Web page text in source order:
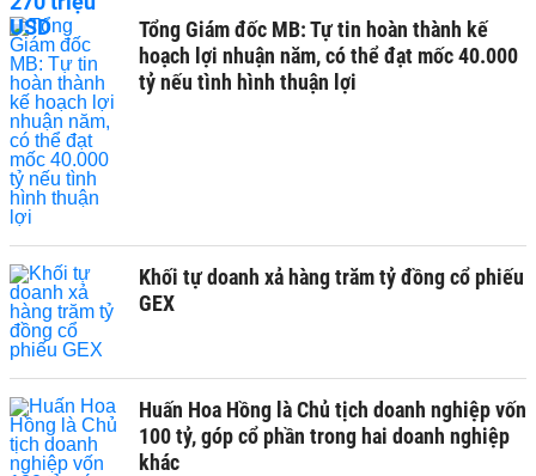
Tổng Giám đốc MB: Tự tin hoàn thành kế
hoạch lợi nhuận năm, có thể đạt mốc 40.000
tỷ nếu tình hình thuận lợi
Khối tự doanh xả hàng trăm tỷ đồng cổ phiếu
GEX
Huấn Hoa Hồng là Chủ tịch doanh nghiệp vốn
100 tỷ, góp cổ phần trong hai doanh nghiệp
khác